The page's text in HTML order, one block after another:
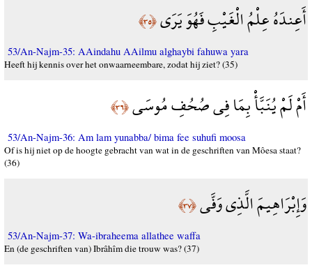
أَعِندَهُ عِلْمُ الْغَيْبِ فَهُوَ يَرَى﴿٣٥﴾
53/An-Najm-35: AAindahu AAilmu alghaybi fahuwa yara
Heeft hij kennis over het onwaarneembare, zodat hij ziet? (35)
أَمْ لَمْ يُنَبَّأْ بِمَا فِي صُحُفِ مُوسَى﴿٣٦﴾
53/An-Najm-36: Am lam yunabba/ bima fee suhufi moosa
Of is hij niet op de hoogte gebracht van wat in de geschriften van Môesa staat?
(36)
وَإِبْرَاهِيمَ الَّذِي وَفَّى﴿٣٧﴾
53/An-Najm-37: Wa-ibraheema allathee waffa
En (de geschriften van) Ibrâhîm die trouw was? (37)